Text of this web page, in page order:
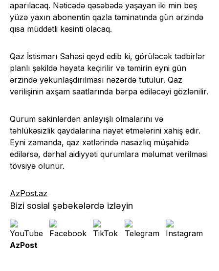
aparılacaq. Nəticədə qəsəbədə yaşayan iki min beş
yüzə yaxın abonentin qazla təminatında gün ərzində
qısa müddətli kəsinti olacaq.
Qaz İstismarı Sahəsi qeyd edib ki, görüləcək tədbirlər
planlı şəkildə həyata keçirilir və təmirin eyni gün
ərzində yekunlaşdırılması nəzərdə tutulur. Qaz
verilişinin axşam saatlarında bərpa ediləcəyi gözlənilir.
Qurum sakinlərdən anlayışlı olmalarını və
təhlükəsizlik qaydalarına riayət etmələrini xahiş edir.
Eyni zamanda, qaz xətlərində nasazlıq müşahidə
edilərsə, dərhal aidiyyəti qurumlara məlumat verilməsi
tövsiyə olunur.
AzPost.az
Bizi sosial şəbəkələrdə izləyin
AzPost